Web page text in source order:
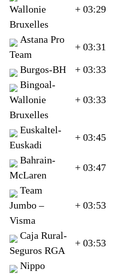
Wallonie
Bruxelles
+ 03:29
Astana Pro
Team
+ 03:31
Burgos-BH + 03:33
Bingoal-
Wallonie
Bruxelles
+ 03:33
Euskaltel-
Euskadi
+ 03:45
Bahrain-
McLaren
+ 03:47
Team
Jumbo –
Visma
+ 03:53
Caja Rural-
Seguros RGA
+ 03:53
Nippo